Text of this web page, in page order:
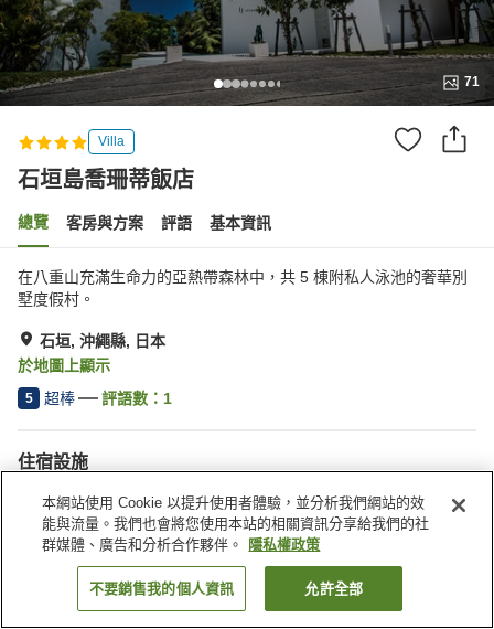
71
Villa
石垣島喬珊蒂飯店
總覽 客房與方案 評語 基本資訊
在八重山充滿生命力的亞熱帶森林中，共 5 棟附私人泳池的奢華別
墅度假村。
石垣, 沖繩縣, 日本
於地圖上顯示
5 超棒 評語數： 1
住宿設施
無線網路
Spa／美容沙龍
休息室
指定吸菸區
找客房
本網站使用 Cookie 以提升使用者體驗，並分析我們網站的效
能與流量。我們也會將您使用本站的相關資訊分享給我們的社
群媒體、廣告和分析合作夥伴。
隱私權政策
不要銷售我的個人資訊 允許全部